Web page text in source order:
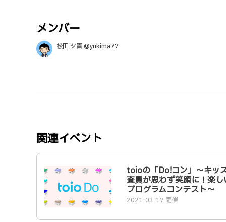
メンバー
松田 夕貴 @yukima77
関連イベント
toioの「Do!コン」～キッ
査員が思わず笑顔に！楽し
プログラムコンテスト～
2021-03-17 開催